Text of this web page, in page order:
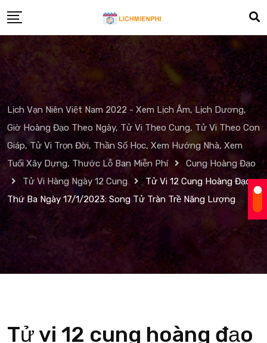
to
content
Lịch Vạn Niên Việt Nam 2022 - Xem Lịch Âm, Lịch Dương,
Giờ Hoàng Đạo Theo Ngày, Tử Vi Theo Cung, Tử Vi Theo Con
Giáp, Tử Vi Trọn Đời, Thần Số Học, Xem Hướng Nhà, Xem
Tuổi Xây Dựng, Thước Lỗ Ban Miễn Phí
Cung Hoàng Đạo
Tử Vi Hàng Ngày 12 Cung
Tử Vi 12 Cung Hoàng Đạo
Thứ Ba Ngày 17/1/2023: Song Tử Tràn Trề Năng Lượng
Tử vi 12 cung hoàng đạo